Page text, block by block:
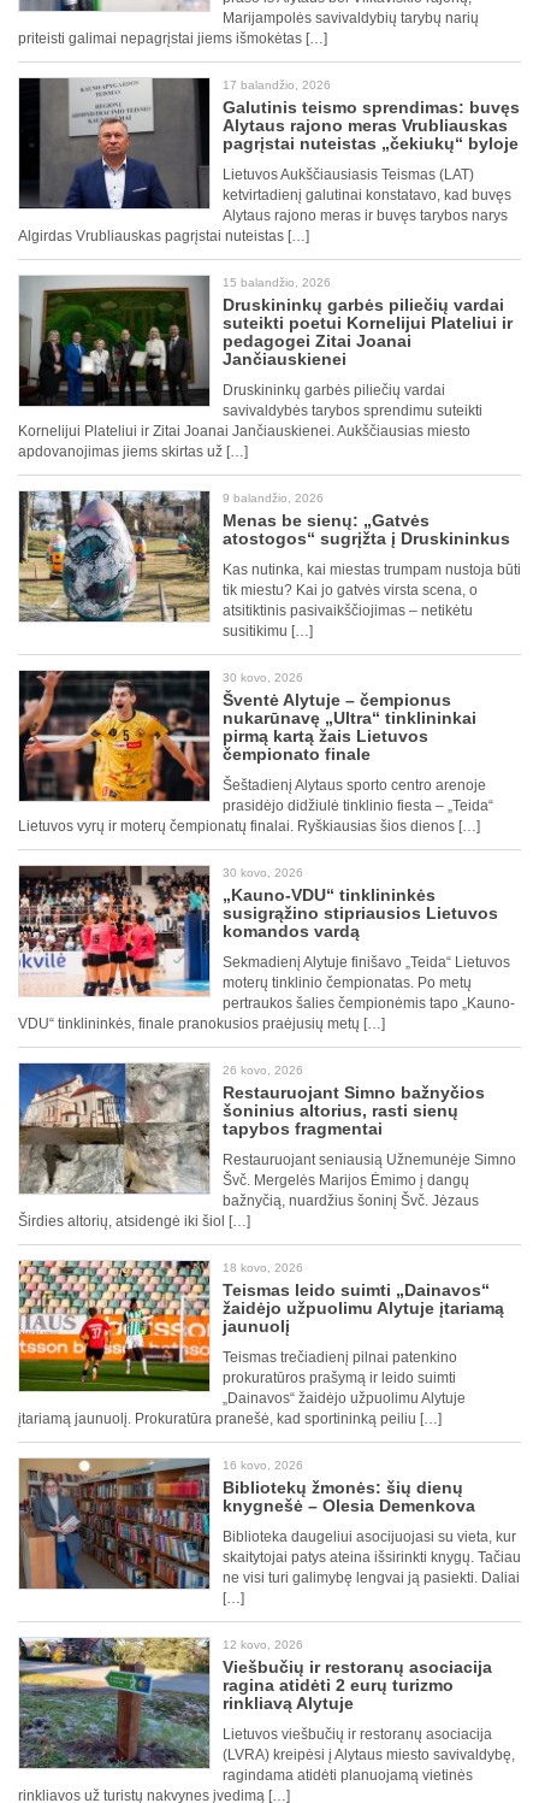
Marijampolės savivaldybių tarybų narių
priteisti galimai nepagrįstai jiems išmokėtas […]
17 balandžio, 2026
Galutinis teismo sprendimas: buvęs
Alytaus rajono meras Vrubliauskas
pagrįstai nuteistas „čekiukų“ byloje
Lietuvos Aukščiausiasis Teismas (LAT)
ketvirtadienį galutinai konstatavo, kad buvęs
Alytaus rajono meras ir buvęs tarybos narys
Algirdas Vrubliauskas pagrįstai nuteistas […]
15 balandžio, 2026
Druskininkų garbės piliečių vardai
suteikti poetui Kornelijui Plateliui ir
pedagogei Zitai Joanai
Jančiauskienei
Druskininkų garbės piliečių vardai
savivaldybės tarybos sprendimu suteikti
Kornelijui Plateliui ir Zitai Joanai Jančiauskienei. Aukščiausias miesto
apdovanojimas jiems skirtas už […]
9 balandžio, 2026
Menas be sienų: „Gatvės
atostogos“ sugrįžta į Druskininkus
Kas nutinka, kai miestas trumpam nustoja būti
tik miestu? Kai jo gatvės virsta scena, o
atsitiktinis pasivaikščiojimas – netikėtu
susitikimu […]
30 kovo, 2026
Šventė Alytuje – čempionus
nukarūnavę „Ultra“ tinklininkai
pirmą kartą žais Lietuvos
čempionato finale
Šeštadienį Alytaus sporto centro arenoje
prasidėjo didžiulė tinklinio fiesta – „Teida“
Lietuvos vyrų ir moterų čempionatų finalai. Ryškiausias šios dienos […]
30 kovo, 2026
„Kauno-VDU“ tinklininkės
susigrąžino stipriausios Lietuvos
komandos vardą
Sekmadienį Alytuje finišavo „Teida“ Lietuvos
moterų tinklinio čempionatas. Po metų
pertraukos šalies čempionėmis tapo „Kauno-
VDU“ tinklininkės, finale pranokusios praėjusių metų […]
26 kovo, 2026
Restauruojant Simno bažnyčios
šoninius altorius, rasti sienų
tapybos fragmentai
Restauruojant seniausią Užnemunėje Simno
Švč. Mergelės Marijos Ėmimo į dangų
bažnyčią, nuardžius šoninį Švč. Jėzaus
Širdies altorių, atsidengė iki šiol […]
18 kovo, 2026
Teismas leido suimti „Dainavos“
žaidėjo užpuolimu Alytuje įtariamą
jaunuolį
Teismas trečiadienį pilnai patenkino
prokuratūros prašymą ir leido suimti
„Dainavos“ žaidėjo užpuolimu Alytuje
įtariamą jaunuolį. Prokuratūra pranešė, kad sportininką peiliu […]
16 kovo, 2026
Bibliotekų žmonės: šių dienų
knygnešė – Olesia Demenkova
Biblioteka daugeliui asocijuojasi su vieta, kur
skaitytojai patys ateina išsirinkti knygų. Tačiau
ne visi turi galimybę lengvai ją pasiekti. Daliai
[…]
12 kovo, 2026
Viešbučių ir restoranų asociacija
ragina atidėti 2 eurų turizmo
rinkliavą Alytuje
Lietuvos viešbučių ir restoranų asociacija
(LVRA) kreipėsi į Alytaus miesto savivaldybę,
ragindama atidėti planuojamą vietinės
rinkliavos už turistų nakvynes įvedimą […]